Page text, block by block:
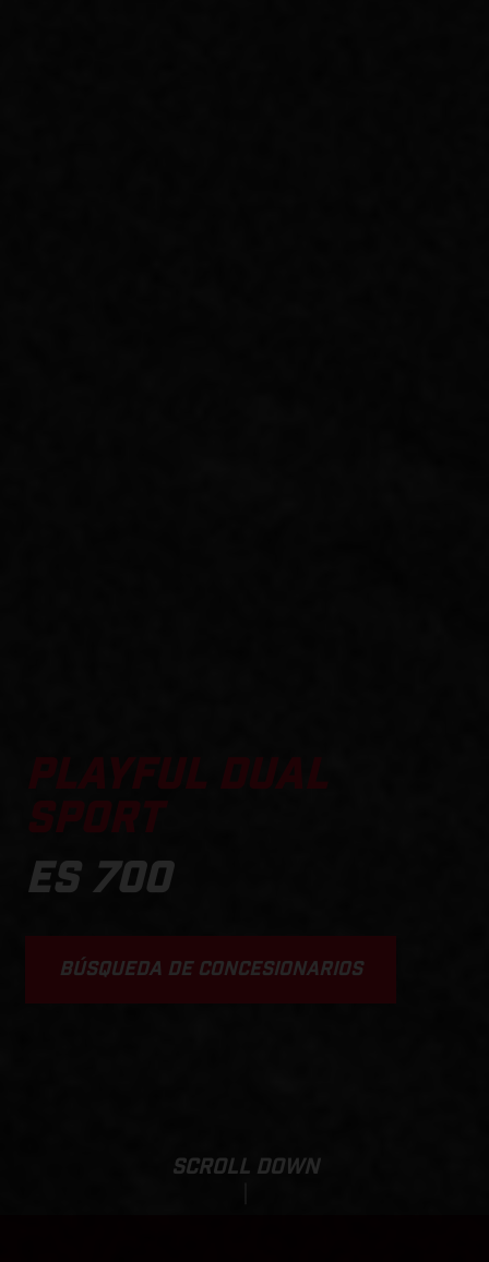
PLAYFUL DUAL
SPORT
ES 700
BÚSQUEDA DE CONCESIONARIOS
SCROLL DOWN